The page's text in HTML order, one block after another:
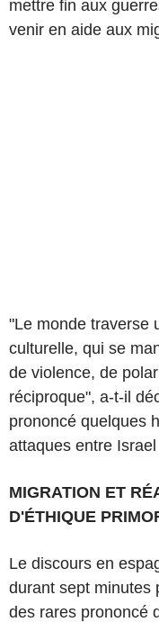
mettre fin aux
venir en aide aux
"Le monde traverse
culturelle, qui se
de violence, de
réciproque", a-t-il
prononcé quelques
attaques entre
MIGRATION ET
D'ÉTHIQUE
Le discours en
durant sept minutes
des rares prononcé